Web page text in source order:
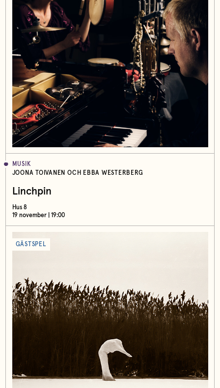
MUSIK
JOONA TOIVANEN OCH EBBA WESTERBERG
Linchpin
Hus 8
19 november | 19:00
GÄSTSPEL